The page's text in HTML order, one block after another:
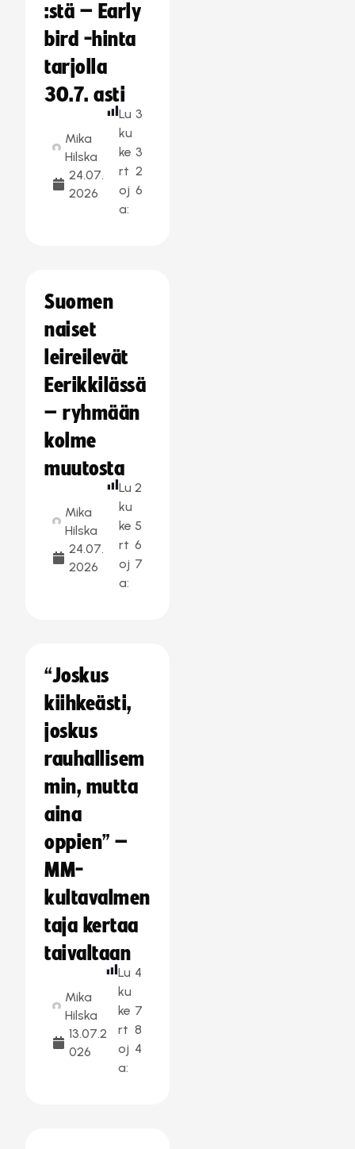
:stä – Early
bird -hinta
tarjolla
30.7. asti
Mika
Hilska
24.07.
2026
Lu
ku
ke
rt
oj
a:
3
3
2
6
Suomen
naiset
leireilevät
Eerikkilässä
– ryhmään
kolme
muutosta
Mika
Hilska
24.07.
2026
Lu
ku
ke
rt
oj
a:
2
5
6
7
“Joskus
kiihkeästi,
joskus
rauhallisem
min, mutta
aina
oppien” –
MM-
kultavalmen
taja kertaa
taivaltaan
Mika
Hilska
13.07.2
026
Lu
ku
ke
rt
oj
a:
4
7
8
4